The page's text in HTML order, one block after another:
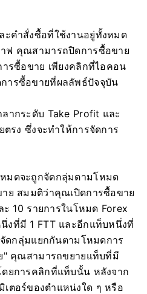
ะคำสั่งซื้อที่ใช้งานอยู่ทั้งหมด
ฟ คุณสามารถปิดการซื้อขาย
ารซื้อขาย เพียงคลิกที่ไอคอน
ารซื้อขายที่ผลลัพธ์ปัจจุบัน
ากระดับ Take Profit และ
รง ซึ่งจะทำให้การจัดการ
มดจะถูกจัดกลุ่มตามโหมด
ย สมมติว่าคุณเปิดการซื้อขาย
10 รายการในโหมด Forex
ที่มี 1 FTT และอีกแท็บหนึ่งที่
ดกลุ่มแยกกันตามโหมดการ
" คุณสามารถขยายแท็บที่มี
ยการคลิกที่แท็บนั้น หลังจาก
ตอร์ของตำแหน่งใด ๆ หรือ